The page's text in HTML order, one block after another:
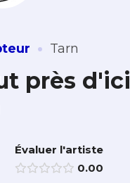
· Tarn
près d'ici
Évaluer l'artiste
0.00